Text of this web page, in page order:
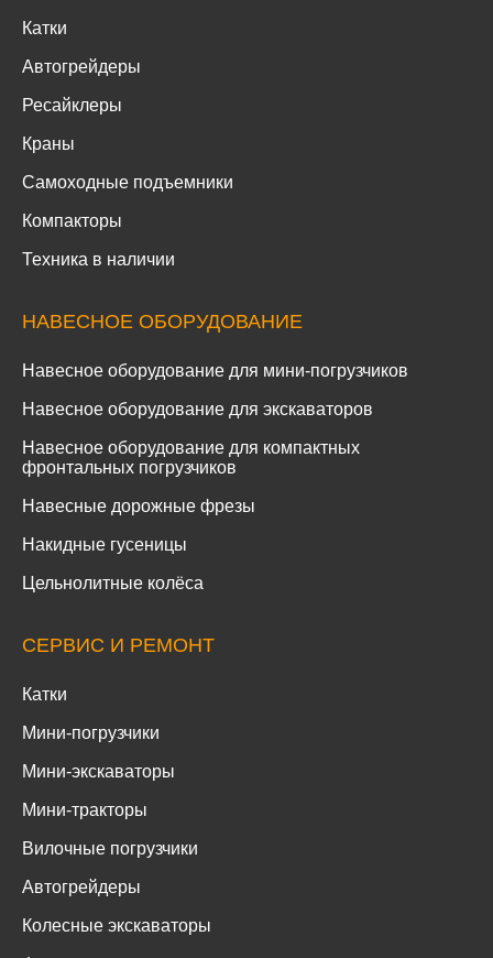
Катки
Автогрейдеры
Ресайклеры
Краны
Самоходные подъемники
Компакторы
Техника в наличии
НАВЕСНОЕ ОБОРУДОВАНИЕ
Навесное оборудование для мини-погрузчиков
Навесное оборудование для экскаваторов
Навесное оборудование для компактных
фронтальных погрузчиков
Навесные дорожные фрезы
Накидные гусеницы
Цельнолитные колёса
СЕРВИС И РЕМОНТ
Катки
Мини-погрузчики
Мини-экскаваторы
Мини-тракторы
Вилочные погрузчики
Автогрейдеры
Колесные экскаваторы